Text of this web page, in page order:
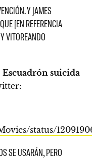
Y JAMES
[EN REFERENCIA
VITOREANDO
Escuadrón suicida
status/
SE USARÁN, PERO